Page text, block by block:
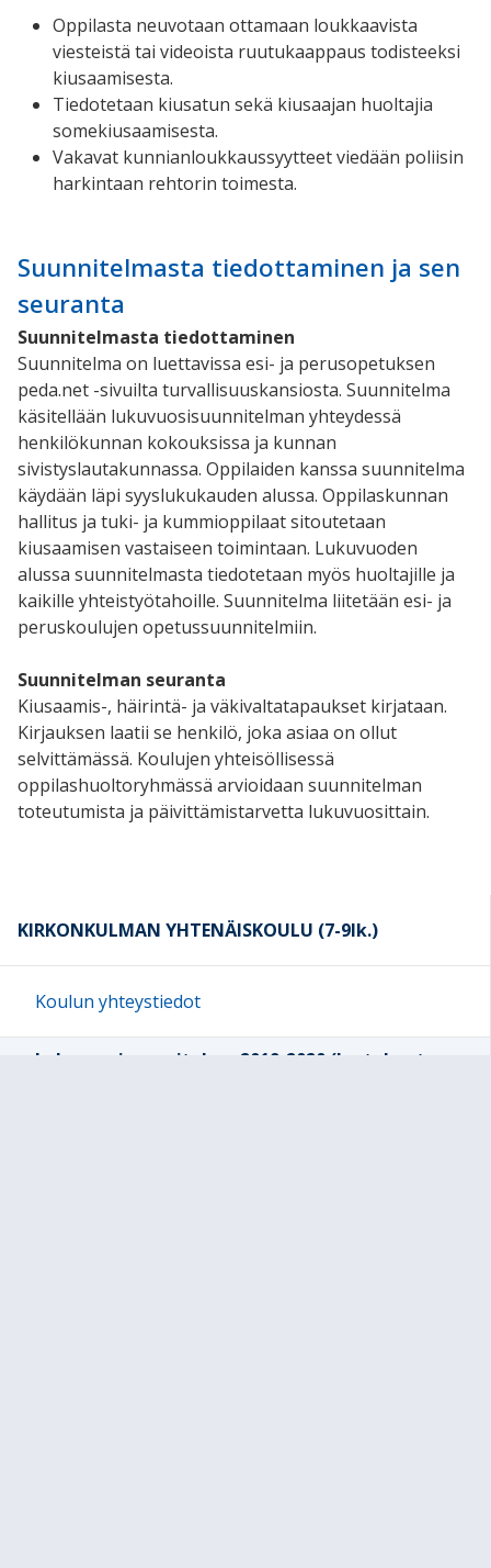
Oppilasta neuvotaan ottamaan loukkaavista
viesteistä tai videoista ruutukaappaus todisteeksi
kiusaamisesta.
Tiedotetaan kiusatun sekä kiusaajan huoltajia
somekiusaamisesta.
Vakavat kunnianloukkaussyytteet viedään poliisin
harkintaan rehtorin toimesta.
Suunnitelmasta tiedottaminen ja sen
seuranta
Suunnitelmasta tiedottaminen
Suunnitelma on luettavissa esi- ja perusopetuksen
peda.net -sivuilta turvallisuuskansiosta. Suunnitelma
käsitellään lukuvuosisuunnitelman yhteydessä
henkilökunnan kokouksissa ja kunnan
sivistyslautakunnassa. Oppilaiden kanssa suunnitelma
käydään läpi syyslukukauden alussa. Oppilaskunnan
hallitus ja tuki- ja kummioppilaat sitoutetaan
kiusaamisen vastaiseen toimintaan. Lukuvuoden
alussa suunnitelmasta tiedotetaan myös huoltajille ja
kaikille yhteistyötahoille. Suunnitelma liitetään esi- ja
peruskoulujen opetussuunnitelmiin.
Suunnitelman seuranta
Kiusaamis-, häirintä- ja väkivaltatapaukset kirjataan.
Kirjauksen laatii se henkilö, joka asiaa on ollut
selvittämässä. Koulujen yhteisöllisessä
oppilashuoltoryhmässä arvioidaan suunnitelman
toteutumista ja päivittämistarvetta lukuvuosittain.
KIRKONKULMAN YHTENÄISKOULU (7-9lk.)
Koulun yhteystiedot
Lukuvuosisuunnitelma 2019-2020 (lautakuntaan